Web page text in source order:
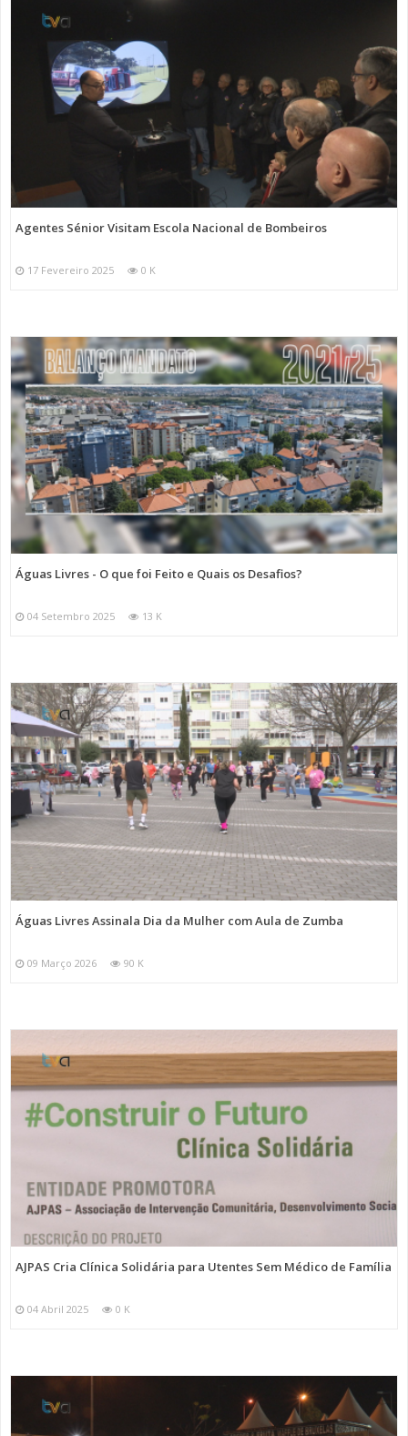
Agentes Sénior Visitam Escola Nacional de Bombeiros
17 Fevereiro 2025 0 K
Águas Livres - O que foi Feito e Quais os Desafios?
04 Setembro 2025 13 K
Águas Livres Assinala Dia da Mulher com Aula de Zumba
09 Março 2026 90 K
AJPAS Cria Clínica Solidária para Utentes Sem Médico de Família
04 Abril 2025 0 K